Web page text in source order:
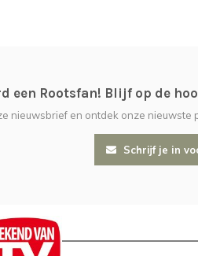
een Rootsfan! Blijf op de
nieuwsbrief en ontdek onze
Schrijf je in